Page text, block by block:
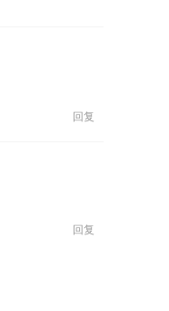
回复
回复